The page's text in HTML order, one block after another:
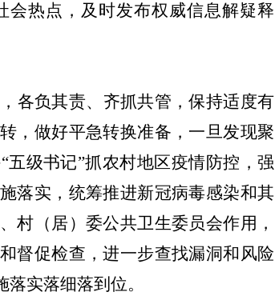
会热点，及时发布权威信息解疑释
各负其责、齐抓共管，保持适度有
，做好平急转换准备，一旦发现聚
“五级书记”抓农村地区疫情防控，强
落实，统筹推进新冠病毒感染和其
村（居）委公共卫生委员会作用，
督促检查，进一步查找漏洞和风险
实落细落到位。